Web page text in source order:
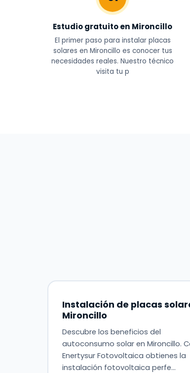
Estudio gratuito en Mironcillo
El primer paso para instalar placas
solares en Mironcillo es conocer tus
necesidades reales. Nuestro técnico
visita tu p
Instalación de placas
Mironcillo
Descubre los beneficios del
autoconsumo solar en Mironcillo.
Enertysur Fotovoltaica obtienes la
instalación fotovoltaica perfe…